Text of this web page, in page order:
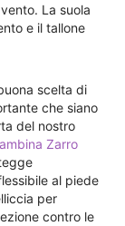
La suola
e il tallone
scelta di
che siano
del nostro
Zarro
al piede
per
contro le